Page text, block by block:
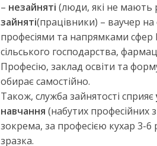
– незайняті (люди, які не мають
зайняті(працівники) – ваучер
професіями та напрямками сфер
сільського господарства,
Професію, заклад освіти та
обирає самостійно.
Також, служба зайнятості сприяє
навчання (набутих професійних
зокрема, за професією кухар 3-
зразка.